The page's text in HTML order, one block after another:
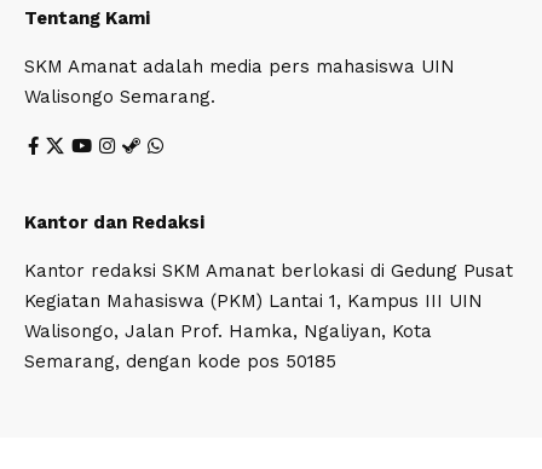
Tentang Kami
SKM Amanat adalah media pers mahasiswa UIN
Walisongo Semarang.
Kantor dan Redaksi
Kantor redaksi SKM Amanat berlokasi di Gedung Pusat
Kegiatan Mahasiswa (PKM) Lantai 1, Kampus III UIN
Walisongo, Jalan Prof. Hamka, Ngaliyan, Kota
Semarang, dengan kode pos 50185